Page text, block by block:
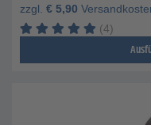
zzgl. € 5,90
(4)